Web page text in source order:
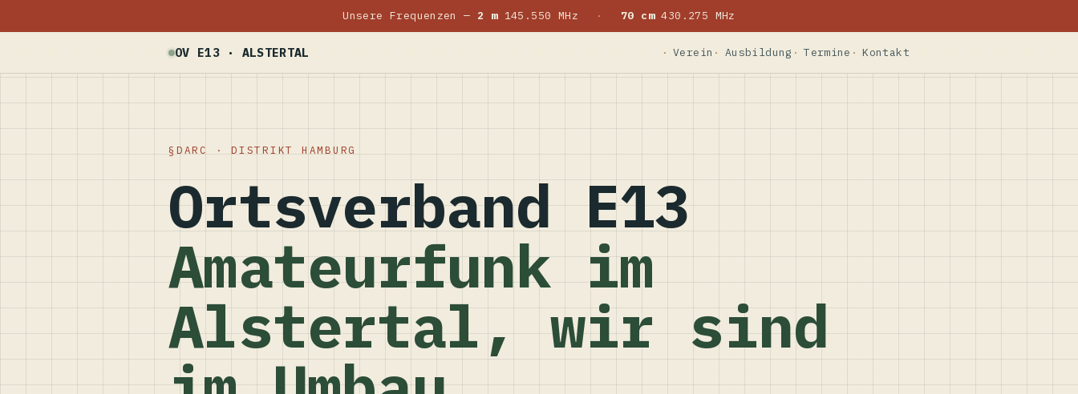
Unsere Frequenzen — 2 m145.550 MHz · 70 cm430.275 MHz
OV E13 · ALSTERTAL Verein Ausbildung Termine Kontakt
DARC · DISTRIKT HAMBURG
Ortsverband E13
Amateurfunk im
Alstertal, wir sind